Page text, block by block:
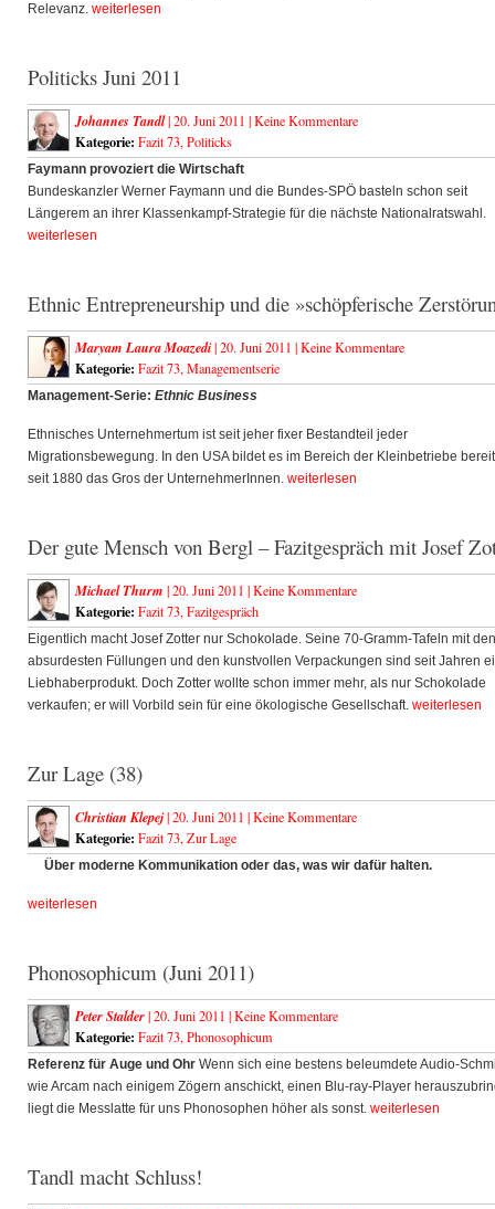
Relevanz. weiterlesen
Politicks Juni 2011
Johannes Tandl| 20. Juni 2011 |Keine Kommentare
Kategorie: Fazit 73, Politicks
Faymann provoziert die Wirtschaft
Bundeskanzler Werner Faymann und die Bundes-SPÖ basteln schon seit
Längerem an ihrer Klassenkampf-Strategie für die nächste Nationalratswahl.
weiterlesen
Ethnic Entrepreneurship und die »schöpferische
Maryam Laura Moazedi| 20. Juni 2011 |Keine Kommentare
Kategorie: Fazit 73, Managementserie
Management-Serie: Ethnic Business
Ethnisches Unternehmertum ist seit jeher fixer Bestandteil jeder
Migrationsbewegung. In den USA bildet es im Bereich der Kleinbetriebe
seit 1880 das Gros der UnternehmerInnen. weiterlesen
Der gute Mensch von Bergl – Fazitgespräch mit Josef
Michael Thurm | 20. Juni 2011 |Keine Kommentare
Kategorie: Fazit 73, Fazitgespräch
Eigentlich macht Josef Zotter nur Schokolade. Seine 70-Gramm-Tafeln mit den
absurdesten Füllungen und den kunstvollen Verpackungen sind seit Jahren
Liebhaberprodukt. Doch Zotter wollte schon immer mehr, als nur Schokolade
verkaufen; er will Vorbild sein für eine ökologische Gesellschaft. weiterlesen
Zur Lage (38)
Christian Klepej| 20. Juni 2011 |Keine Kommentare
Kategorie: Fazit 73, Zur Lage
Über moderne Kommunikation oder das, was wir dafür halten.
weiterlesen
Phonosophicum (Juni 2011)
Peter Stalder| 20. Juni 2011 |Keine Kommentare
Kategorie: Fazit 73, Phonosophicum
Referenz für Auge und Ohr Wenn sich eine bestens beleumdete Audio-
wie Arcam nach einigem Zögern anschickt, einen Blu-ray-Player
liegt die Messlatte für uns Phonosophen höher als sonst. weiterlesen
Tandl macht Schluss!